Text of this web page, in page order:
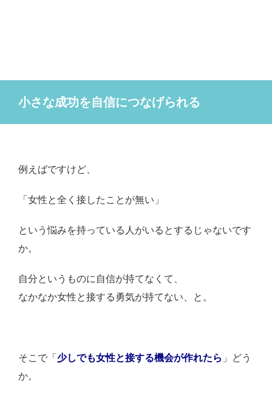
小さな成功を自信につなげられる
例えばですけど、
「女性と全く接したことが無い」
という悩みを持っている人がいるとするじゃないです
か。
自分というものに自信が持てなくて、
なかなか女性と接する勇気が持てない、と。
そこで「 少しでも女性と接する機会が作れたら 」どう
か。